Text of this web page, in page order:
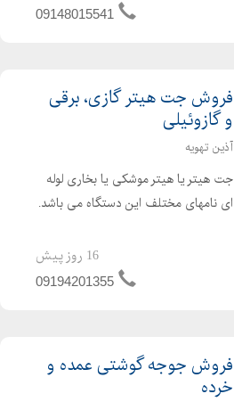
09148015541
فروش جت هیتر گازی، برقی
و گازوئیلی
آذین تهویه
جت هیتر یا هیتر موشکی یا بخاری لوله
ای نامهای مختلف این دستگاه می باشد.
گرم کردن سالن های تولید ، دامداری ها،
مرغداری ها و گلخانه ها می باشد. از جت
16 روز پیش
09194201355
فروش جوجه گوشتی عمده و
خرده